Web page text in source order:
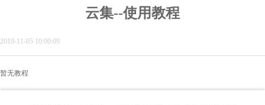
云集--使用教程
2019-11-05 10:00:09
暂无教程